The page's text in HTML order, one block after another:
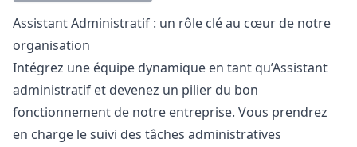
Description
Assistant Administratif : un rôle clé au cœur de notre
organisation
Intégrez une équipe dynamique en tant qu’Assistant
administratif et devenez un pilier du bon
fonctionnement de notre entreprise. Vous prendrez
en charge le suivi des tâches administratives